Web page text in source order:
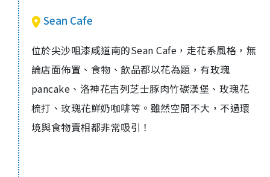
Sean Cafe
位於尖沙咀漆咸道南的Sean Cafe ，走花系風格，無
論店面佈置、食物、飲品都以花為題，有玫瑰
pancake 、洛神花吉列芝士豚肉竹碳漢堡、玫瑰花
梳打、玫瑰花鮮奶咖啡等。雖然空間不大，不過環
境與食物賣相都非常吸引！